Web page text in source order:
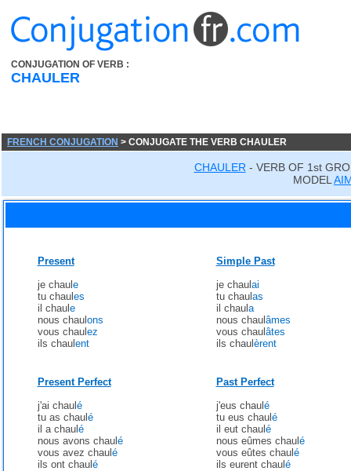
CONJUGATION OF VERB :
CHAULER
FRENCH CONJUGATION > CONJUGATE THE VERB CHAULER
CHAULER - VERB OF 1st
MODEL
Present
je chaul e
tu chaul es
il chaul e
nous chaul ons
vous chaul ez
ils chaul ent
Simple Past
je chaul ai
tu chaul as
il chaul a
nous chaul âmes
vous chaul âtes
ils chaul èrent
Present Perfect
j'ai chaul é
tu as chaul é
il a chaul é
nous avons chaul é
vous avez chaul é
ils ont chaul é
Past Perfect
j'eus chaul é
tu eus chaul é
il eut chaul é
nous eûmes chaul é
vous eûtes chaul é
ils eurent chaul é